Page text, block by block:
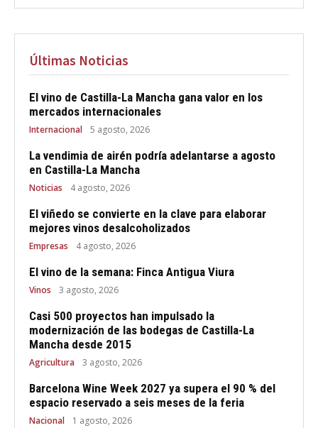
Últimas Noticias
El vino de Castilla-La Mancha gana valor en los
mercados internacionales
Internacional 5 agosto, 2026
La vendimia de airén podría adelantarse a agosto
en Castilla-La Mancha
Noticias 4 agosto, 2026
El viñedo se convierte en la clave para elaborar
mejores vinos desalcoholizados
Empresas 4 agosto, 2026
El vino de la semana: Finca Antigua Viura
Vinos 3 agosto, 2026
Casi 500 proyectos han impulsado la
modernización de las bodegas de Castilla-La
Mancha desde 2015
Agricultura 3 agosto, 2026
Barcelona Wine Week 2027 ya supera el 90 % del
espacio reservado a seis meses de la feria
Nacional 1 agosto, 2026